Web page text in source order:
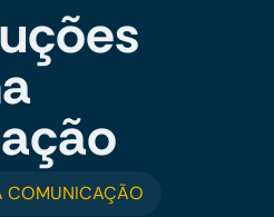
COMUNICAÇÃO